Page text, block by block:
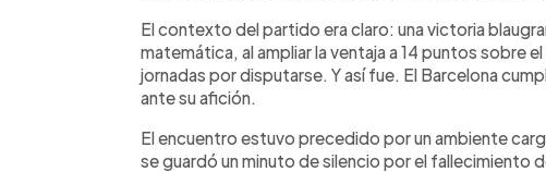
Torres en el primer tiempo. El Madrid,
recientes, no logró reaccionar. La victoria
estadio, consolidando una temporada
Hansi Flick.
El contexto del partido era claro: una victoria
matemática, al ampliar la ventaja a 14 puntos sobre
jornadas por disputarse. Y así fue. El Barcelona
ante su afición.
El encuentro estuvo precedido por un ambiente
se guardó un minuto de silencio por el fallecimiento